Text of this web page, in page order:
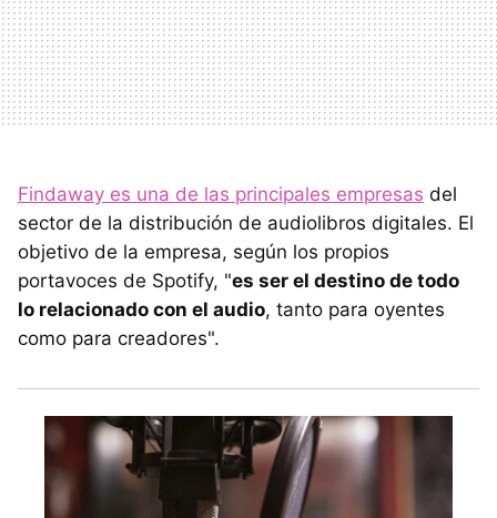
Findaway es una de las principales empresas del
sector de la distribución de audiolibros digitales. El
objetivo de la empresa, según los propios
portavoces de Spotify, "es ser el destino de todo
lo relacionado con el audio, tanto para oyentes
como para creadores".